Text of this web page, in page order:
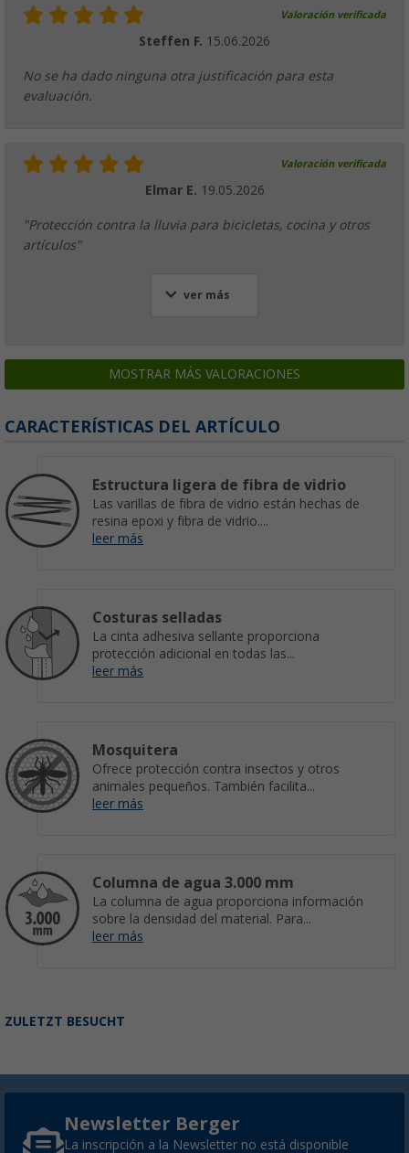
Valoración verificada
Steffen F. 15.06.2026
No se ha dado ninguna otra justificación para esta
evaluación.
Valoración verificada
Elmar E. 19.05.2026
"Protección contra la lluvia para bicicletas, cocina y otros
artículos"
ver más
MOSTRAR MÁS VALORACIONES
CARACTERÍSTICAS DEL ARTÍCULO
Estructura ligera de fibra de vidrio
Las varillas de fibra de vidrio están hechas de
resina epoxi y fibra de vidrio....
leer más
Costuras selladas
La cinta adhesiva sellante proporciona
protección adicional en todas las...
leer más
Mosquitera
Ofrece protección contra insectos y otros
animales pequeños. También facilita...
leer más
Columna de agua 3.000 mm
La columna de agua proporciona información
sobre la densidad del material. Para...
leer más
ZULETZT BESUCHT
Newsletter Berger
La inscripción a la Newsletter no está disponible